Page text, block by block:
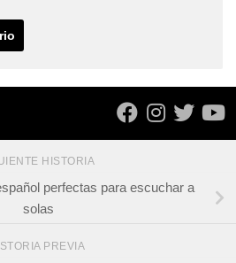
HISTORIA
perfectas para escuchar a
solas
PREVIA